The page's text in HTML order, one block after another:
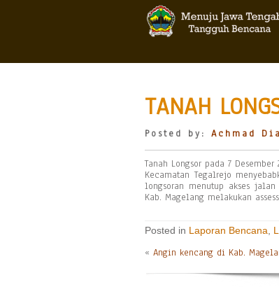
TANAH
Posted by: Achmad
Tanah Longsor pada 7
Kecamatan Tegalrejo
longsoran menutup akses
Kab. Magelang melakukan
Posted in Laporan Bencana
« Angin kencang di Kab.